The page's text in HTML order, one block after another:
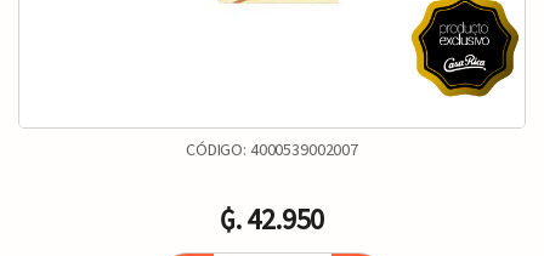
CÓDIGO: 4000539002007
₲. 42.950